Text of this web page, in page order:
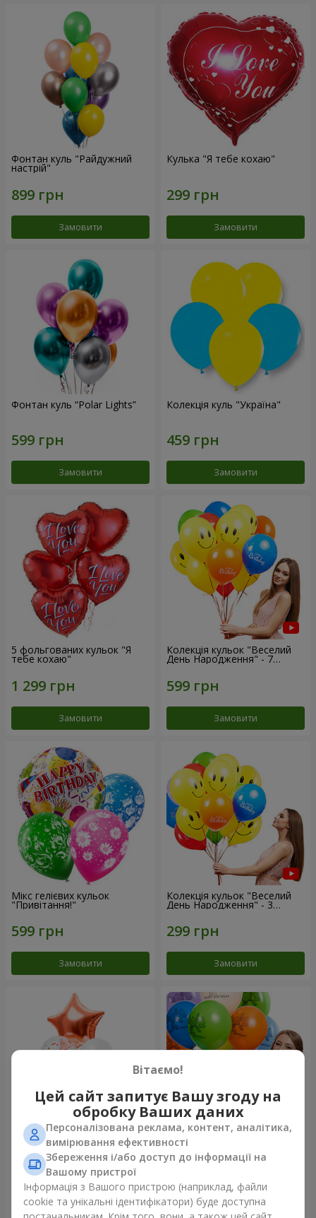
Фонтан куль "Райдужний
настрій"
Замовити
Кулька "Я тебе кохаю"
Замовити
Фонтан куль “Polar Lights”
Замовити
Колекція куль "Україна"
Замовити
5 фольгованих кульок "Я
тебе кохаю"
Замовити
Колекція кульок "Веселий
День Народження" - 7
кульок
Замовити
Мікс гелієвих кульок
"Привітання!"
Замовити
Колекція кульок "Веселий
День Народження" - 3
кульки
Замовити
Фонтан куль “Світ чудес”
Замовити
Коллекция шариков "День
рождения" (с Тедди)
Замовити
Вітаємо!
Цей сайт запитує Вашу згоду на
обробку Ваших даних
Персоналізована реклама, контент, аналітика,
вимірювання ефективності
Збереження і/або доступ до інформації на
Вашому пристрої
Інформація з Вашого пристрою (наприклад, файли
cookie та унікальні ідентифікатори) буде доступна